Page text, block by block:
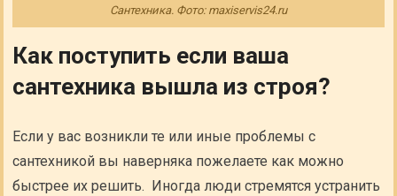
Сантехника. Фото: maxiservis24.ru
Как поступить если ваша
сантехника вышла из строя?
Если у вас возникли те или иные проблемы с
сантехникой вы наверняка пожелаете как можно
быстрее их решить. Иногда люди стремятся устранить